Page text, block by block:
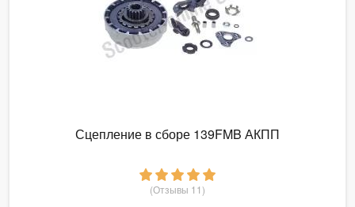
Сцепление в сборе 139FMB АКПП
(Отзывы 11)